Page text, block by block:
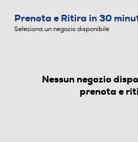
OROLOGI - SVEGLIE
Prenota e Ritira in 30
Seleziona un negozio disponibile
Nessun negozio
prenota e